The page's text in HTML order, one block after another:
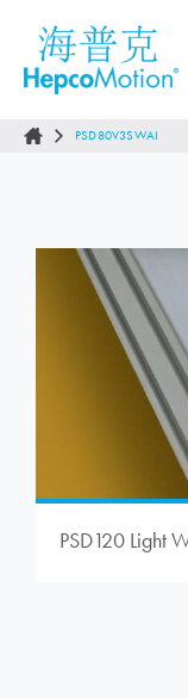
PSD80V3SWAI
PSD120 Light